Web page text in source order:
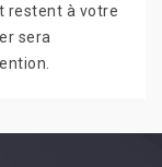
restent à votre
sera